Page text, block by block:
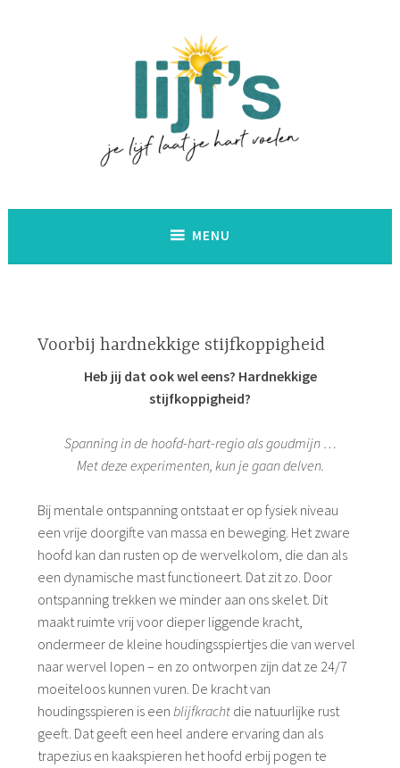
MENU
Voorbij hardnekkige stijfkoppigheid
Heb jij dat ook wel eens? Hardnekkige
stijfkoppigheid?
Spanning in de hoofd-hart-regio als goudmijn …
Met deze experimenten, kun je gaan delven.
Bij mentale ontspanning ontstaat er op fysiek niveau
een vrije doorgifte van massa en beweging. Het zware
hoofd kan dan rusten op de wervelkolom, die dan als
een dynamische mast functioneert. Dat zit zo. Door
ontspanning trekken we minder aan ons skelet. Dit
maakt ruimte vrij voor dieper liggende kracht,
ondermeer de kleine houdingsspiertjes die van wervel
naar wervel lopen – en zo ontworpen zijn dat ze 24/7
moeiteloos kunnen vuren. De kracht van
houdingsspieren is een blijfkrachtdie natuurlijke rust
geeft. Dat geeft een heel andere ervaring dan als
trapezius en kaakspieren het hoofd erbij pogen te